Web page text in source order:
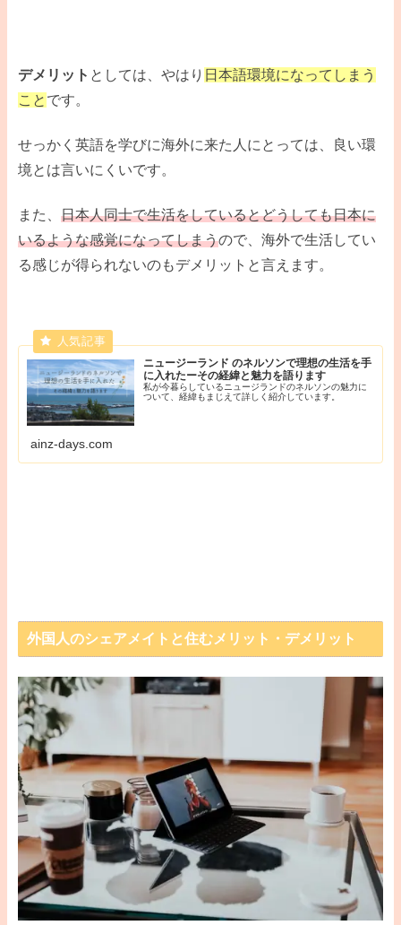
デメリット としては、やはり 日本語環境になってしまう
こと です。
せっかく英語を学びに海外に来た人にとっては、良い環
境とは言いにくいです。
また、 日本人同士で生活をしているとどうしても日本に
いるような感覚になってしまうので、海外で生活してい
る感じが得られないのもデメリットと言えます。
ニュージーランド のネルソンで理想の生活を手
に入れたーその経緯と魅力を語ります
私が今暮らしているニュージランドのネルソンの魅力に
ついて、経緯もまじえて詳しく紹介しています。
ainz-days.com
外国人のシェアメイトと住むメリット・デメリット